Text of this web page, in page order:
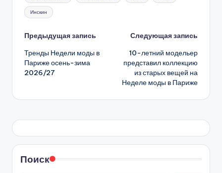
Инскин
Навигация
записи
Предыдущая запись
Тренды Недели моды в
Париже осень-зима
2026/27
Следующая запись
10-летний модельер
представил коллекцию
из старых вещей на
Неделе моды в Париже
Поиск